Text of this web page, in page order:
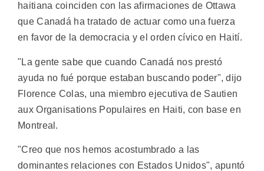
haitiana coinciden con las afirmaciones de Ottawa
que Canadá ha tratado de actuar como una fuerza
en favor de la democracia y el orden cívico en Haití.
"La gente sabe que cuando Canadá nos prestó
ayuda no fué porque estaban buscando poder", dijo
Florence Colas, una miembro ejecutiva de Sautien
aux Organisations Populaires en Haiti, con base en
Montreal.
"Creo que nos hemos acostumbrado a las
dominantes relaciones con Estados Unidos", apuntó